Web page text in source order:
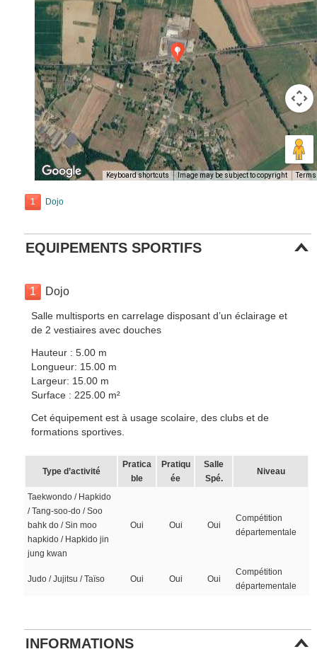
Keyboard shortcuts Image may be subject to copyright Terms
1 Dojo
EQUIPEMENTS SPORTIFS
1 Dojo
Salle multisports en carrelage disposant d’un éclairage et
de 2 vestiaires avec douches
Hauteur : 5.00 m
Longueur: 15.00 m
Largeur: 15.00 m
Surface : 225.00 m²
Cet équipement est à usage scolaire, des clubs et de
formations sportives.
Type d’activité
Pratica
ble
Pratiqu
ée
Salle
Spé.
Niveau
Taekwondo / Hapkido
/ Tang-soo-do / Soo
bahk do / Sin moo
hapkido / Hapkido jin
jung kwan
Oui Oui Oui
Compétition
départementale
Judo / Jujitsu / Taïso Oui Oui Oui
Compétition
départementale
INFORMATIONS